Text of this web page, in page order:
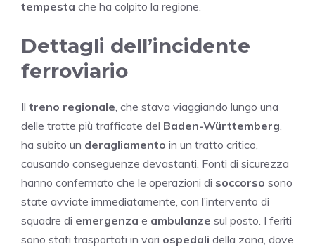
tempesta che ha colpito la regione.
Dettagli dell’incidente
ferroviario
Il treno regionale , che stava viaggiando lungo una
delle tratte più trafficate del Baden-Württemberg
ha subito un deragliamento in un tratto critico,
causando conseguenze devastanti. Fonti di sicurezza
hanno confermato che le operazioni di soccorso sono
state avviate immediatamente, con l’intervento di
squadre di emergenza e ambulanze sul posto. I feriti
sono stati trasportati in vari ospedali della zona, dove